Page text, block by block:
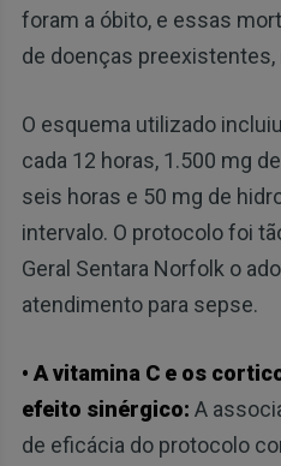
foram a óbito, e essas
de doenças preexistentes,
O esquema utilizado
cada 12 horas, 1.500 mg
seis horas e 50 mg de
intervalo. O protocolo foi
Geral Sentara Norfolk o
atendimento para sepse.
• A vitamina C e os
efeito sinérgico: A
de eficácia do protocolo